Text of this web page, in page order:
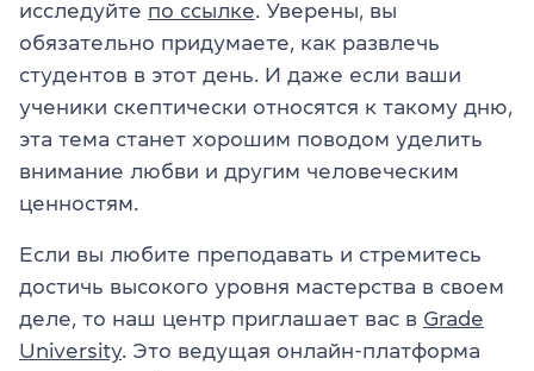
исследуйте по ссылке. Уверены, вы
обязательно придумаете, как развлечь
студентов в этот день. И даже если ваши
ученики скептически относятся к такому дню,
эта тема станет хорошим поводом уделить
внимание любви и другим человеческим
ценностям.
Если вы любите преподавать и стремитесь
достичь высокого уровня мастерства в своем
деле, то наш центр приглашает вас в Grade
University. Это ведущая онлайн-платформа